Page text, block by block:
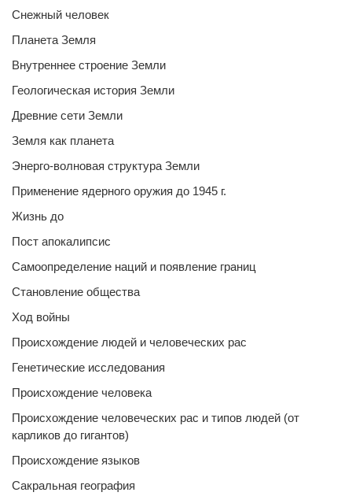
Снежный человек
Планета Земля
Внутреннее строение Земли
Геологическая история Земли
Древние сети Земли
Земля как планета
Энерго-волновая структура Земли
Применение ядерного оружия до 1945 г.
Жизнь до
Пост апокалипсис
Самоопределение наций и появление границ
Становление общества
Ход войны
Происхождение людей и человеческих рас
Генетические исследования
Происхождение человека
Происхождение человеческих рас и типов людей (от
карликов до гигантов)
Происхождение языков
Сакральная география